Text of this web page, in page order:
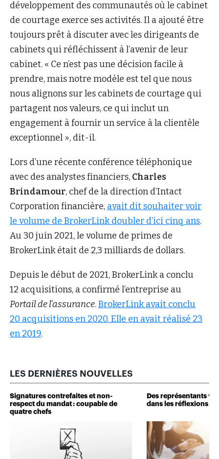
développement des communautés où le cabinet
de courtage exerce ses activités. Il a ajouté être
toujours prêt à discuter avec les dirigeants de
cabinets qui réfléchissent à l’avenir de leur
cabinet. « Ce n’est pas une décision facile à
prendre, mais notre modèle est tel que nous
nous alignons sur les cabinets de courtage qui
partagent nos valeurs, ce qui inclut un
engagement à fournir un service à la clientèle
exceptionnel », dit-il.
Lors d’une récente conférence téléphonique
avec des analystes financiers, Charles
Brindamour, chef de la direction d’Intact
Corporation financière, avait dit souhaiter voir
le volume de BrokerLink doubler d’ici cinq ans.
Au 30 juin 2021, le volume de primes de
BrokerLink était de 2,3 milliards de dollars.
Depuis le début de 2021, BrokerLink a conclu
12 acquisitions, a confirmé l’entreprise au
Portail de l’assurance.BrokerLink avait conclu
20 acquisitions en 2020. Elle en avait réalisé 23
en 2019.
LES DERNIÈRES NOUVELLES
Signatures contrefaites et non-
respect du mandat : coupable de
quatre chefs
Des représentants
dans les réflexions de